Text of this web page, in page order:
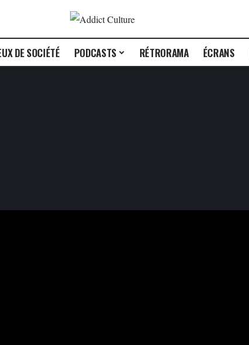
DE SOCIÉTÉ PODCASTS RÉTRORAMA ÉCRANS